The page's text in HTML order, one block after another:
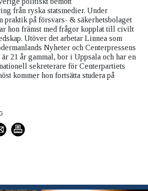
från ryska statsmedier. Under
praktik på försvars- & säkerhetsbolaget
hon främst med frågor kopplat till civilt
Utöver det arbetar Linnea som
Nyheter och Centerpressens
21 år gammal, bor i Uppsala och har en
sekreterare för Centerpartiets
kommer hon fortsätta studera på